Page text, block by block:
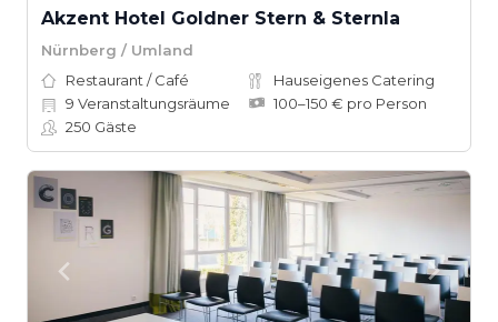
Akzent Hotel Goldner Stern & Sternla
Nürnberg / Umland
Restaurant / Café
Hauseigenes Catering
9 Veranstaltungsräume
100–150 € pro Person
250 Gäste